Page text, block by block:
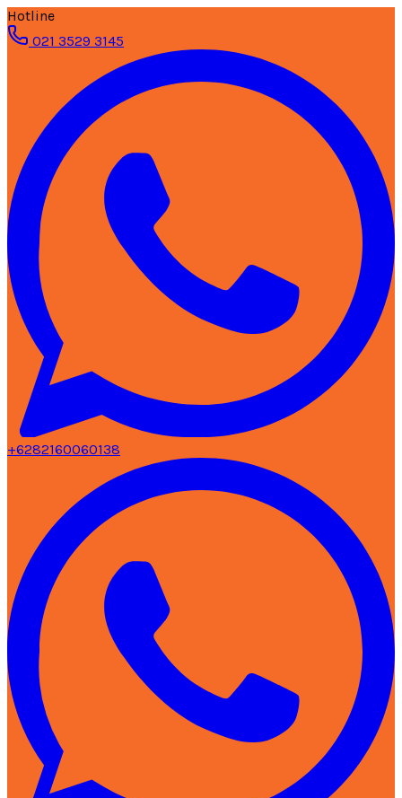
Hotline
021 3529 3145
+6282160060138